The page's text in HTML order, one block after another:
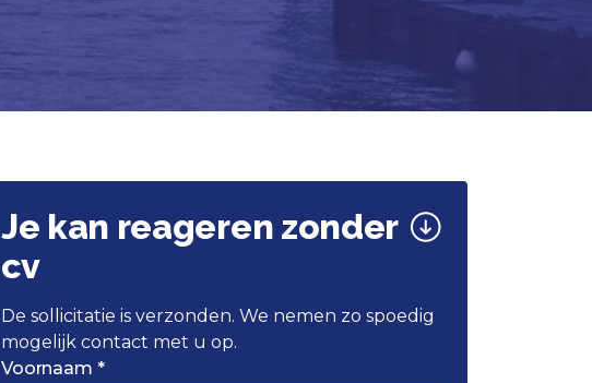
Je kan reageren zonder
cv
De sollicitatie is verzonden. We nemen zo spoedig
mogelijk contact met u op.
Voornaam *